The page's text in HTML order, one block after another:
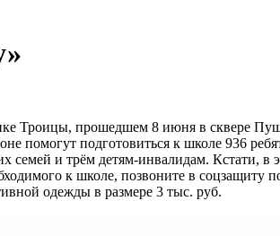
Троицы, прошедшем 8 июня в сквере
помогут подготовиться к школе 936
и трём детям-инвалидам. Кстати, в
к школе, позвоните в
одежды в размере 3 тыс. руб.